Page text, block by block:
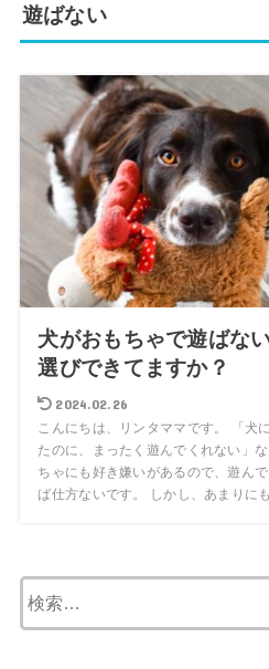
遊ばない
犬がおもちゃで遊ばな
選びできてますか？
2024.02.26
こんにちは、リンタママです。 「犬
たのに、まったく遊んでくれない」
ちゃにも好き嫌いがあるので、遊ん
ば仕方ないです。 しかし、あまりにも
索: